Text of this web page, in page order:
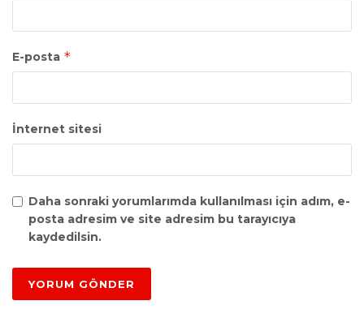
E-posta *
İnternet sitesi
Daha sonraki yorumlarımda kullanılması için adım, e-
posta adresim ve site adresim bu tarayıcıya
kaydedilsin.